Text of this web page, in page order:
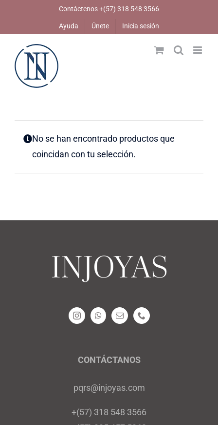
Contáctenos +(57) 318 548 3566
Ayuda Únete Inicia sesión
No se han encontrado productos que
coincidan con tu selección.
CONTÁCTANOS
pqrs@injoyas.com
+(57) 318 548 3566